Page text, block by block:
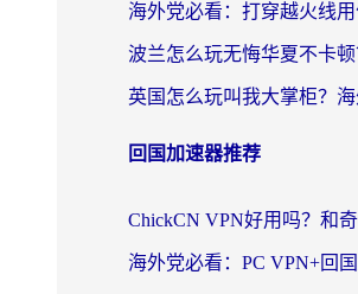
回国加速器推荐